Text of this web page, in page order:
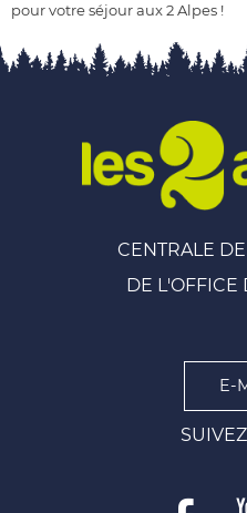
pour votre séjour aux 2 Alpes !
CENTRALE
DE L'OFFICE
E-